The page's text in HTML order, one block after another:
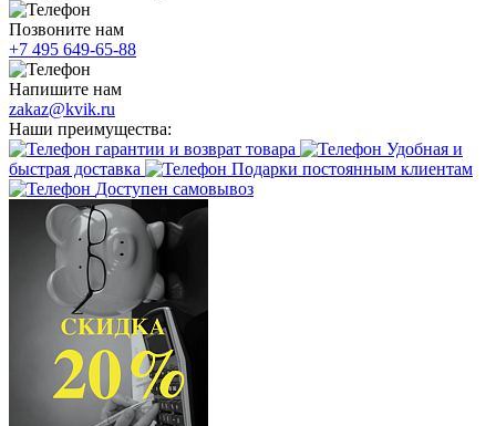
Позвоните нам
+7 495 649-65-88
Напишите нам
zakaz@kvik.ru
Наши преимущества:
гарантии и возврат товара
Удобная и
быстрая доставка
Подарки постоянным клиентам
Доступен самовывоз